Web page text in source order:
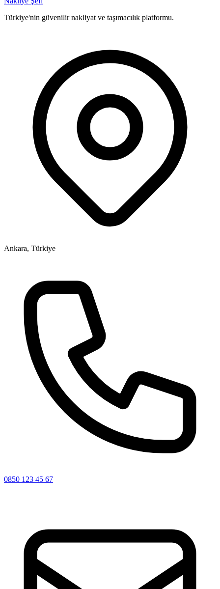
Türkiye'nin güvenilir nakliyat ve taşımacılık platformu.
Ankara, Türkiye
0850 123 45 67